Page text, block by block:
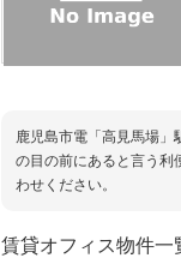
鹿児島市電「高見馬場」
の目の前にあると言う利
わせください。
賃貸オフィス物件